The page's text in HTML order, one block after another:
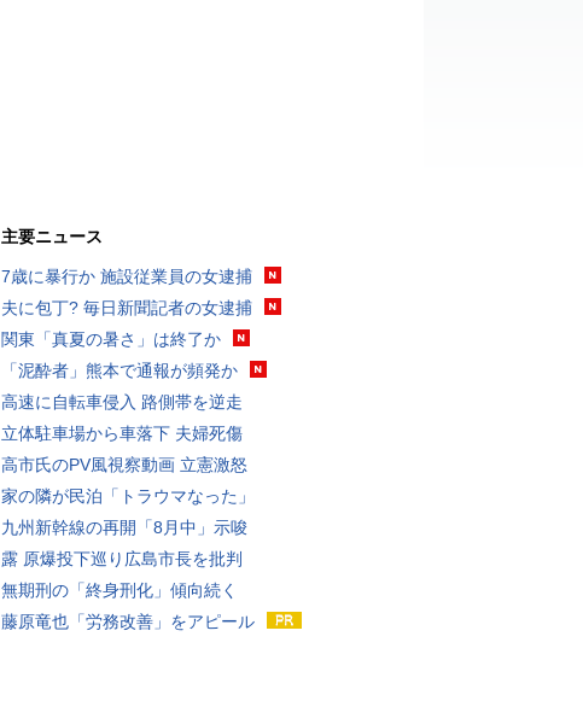
主要ニュース
7歳に暴行か 施設従業員の女逮捕
夫に包丁? 毎日新聞記者の女逮捕
関東「真夏の暑さ」は終了か
「泥酔者」熊本で通報が頻発か
高速に自転車侵入 路側帯を逆走
立体駐車場から車落下 夫婦死傷
高市氏のPV風視察動画 立憲激怒
家の隣が民泊「トラウマなった」
九州新幹線の再開「8月中」示唆
露 原爆投下巡り広島市長を批判
無期刑の「終身刑化」傾向続く
藤原竜也「労務改善」をアピール